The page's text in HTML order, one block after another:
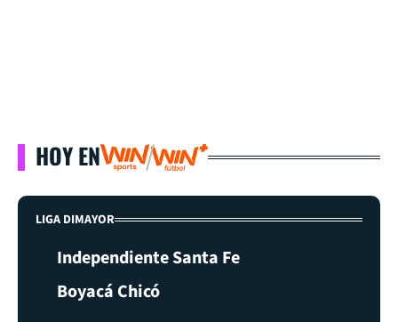
HOY EN
LIGA DIMAYOR
Independiente Santa Fe
Boyacá Chicó